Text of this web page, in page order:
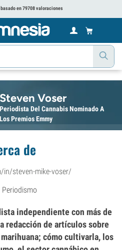
en 79708 valoraciones
Steven Voser
Periodista Del Cannabis Nominado A
Los Premios Emmy
de
in/steven-mike-voser/
independiente con más de
redacción de artículos sobre
cómo cultivarla, los